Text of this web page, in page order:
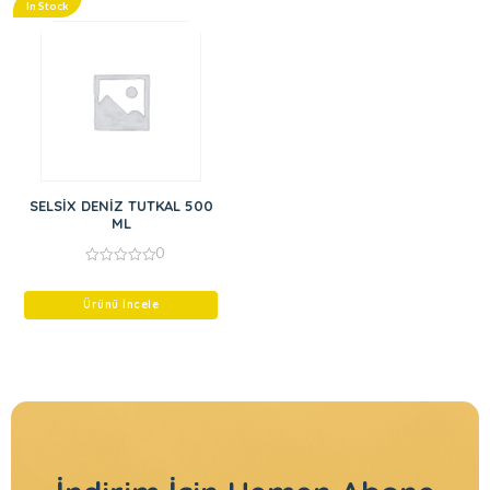
In Stock
SELSİX DENİZ TUTKAL 500
ML
of
0
Ürünü İncele